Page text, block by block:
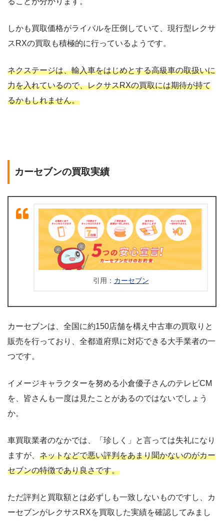
しかも買取価格がライバルを圧倒していて、現行型レクサ
スRXの買取も積極的に行っているようです。
ネクステージは、輸入車をはじめとする高級車の取扱いに
力を入れているので、レクサスRXの買取には期待が持て
るかもしれません。
カーセブンの買取実績
引用： カーセブン
カーセブンは、全国に約150店舗を構え中古車の買取りと
販売を行っており、全都道府県に対応できる大手業者の一
つです。
イメージキャラクターを努める小倉優子さんのテレビCM
を、皆さんも一度は見たことがあるのではないでしょう
か。
車買取業者のなかでは、「珍しく」と言っては失礼になり
ますが、 ネットなどで悪い評判をあまり聞かないのがカー
セブンの特徴であり良さです。
ただ評判と買取額とは必ずしも一致しないものですし、カ
ーセブンがレクサスRXを買取した実績を確認してみまし